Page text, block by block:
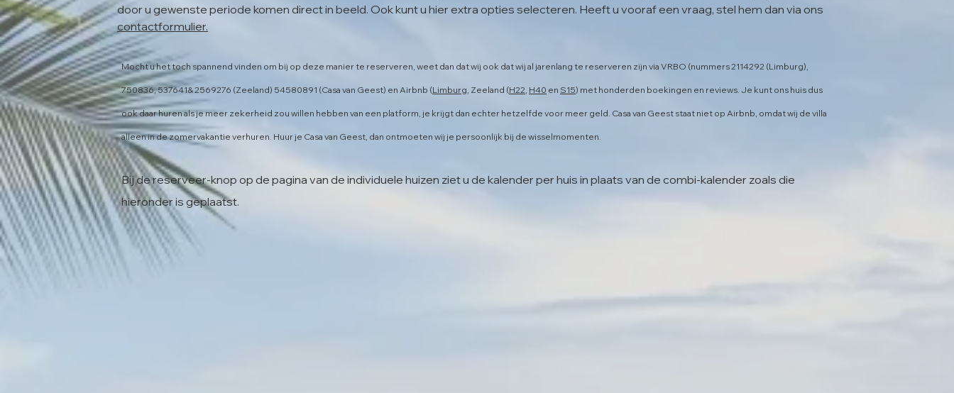
door u gewenste periode komen direct in beeld. Ook kunt u hier extra opties selecteren. Heeft u vooraf een vraag, stel hem dan via ons
contactformulier.
​Mocht u het toch spannend vinden om bij op deze manier te reserveren, weet dan dat wij ook dat wij al jarenlang te reserveren zijn via VRBO (nummers 2114292 (Limburg),
750836, 537641& 2569276 (Zeeland) 54580891 (Casa van Geest) en Airbnb (Limburg, Zeeland (H22, H40 en S15) met honderden boekingen en reviews. Je kunt ons huis dus
ook daar huren als je meer zekerheid zou willen hebben van een platform, je krijgt dan echter hetzelfde voor meer geld. Casa van Geest staat niet op Airbnb, omdat wij de villa
alleen in de zomervakantie verhuren. Huur je Casa van Geest, dan ontmoeten wij je persoonlijk bij de wisselmomenten.
Bij de reserveer-knop op de pagina van de individuele huizen ziet u de kalender per huis in plaats van de combi-kalender zoals die
hieronder is geplaatst.